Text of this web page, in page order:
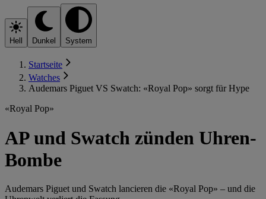
Hell Dunkel System
Startseite
Watches
Audemars Piguet VS Swatch: «Royal Pop» sorgt für Hype
«Royal Pop»
AP und Swatch zünden Uhren-
Bombe
Audemars Piguet und Swatch lancieren die «Royal Pop» – und die